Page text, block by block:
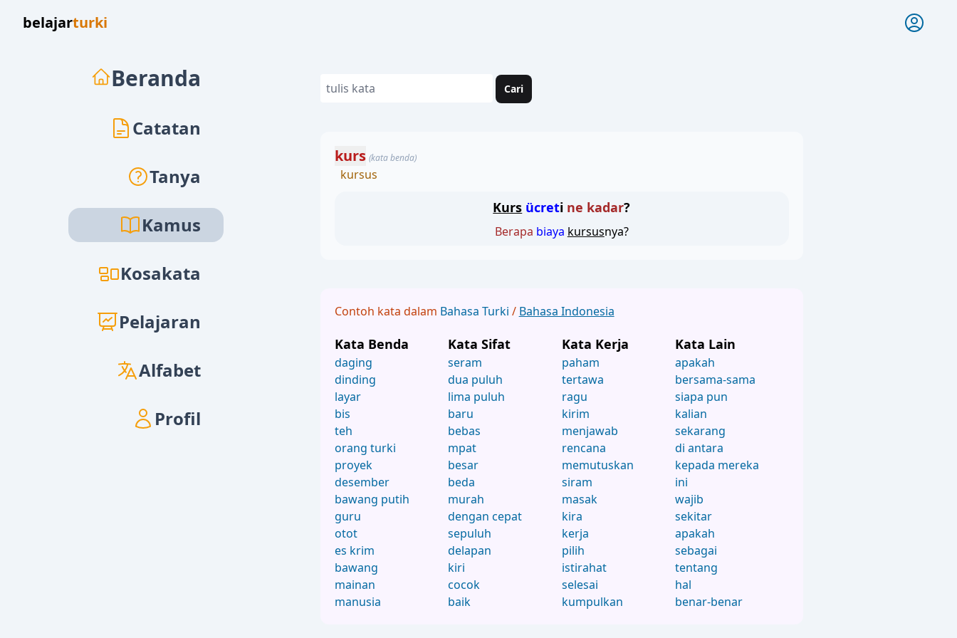
belajarturki
Beranda
Catatan
Tanya
Kamus
Kosakata
Pelajaran
Alfabet
Profil
Cari
kurs (kata benda)
kursus
Kurs ücreti ne kadar?
Berapa biaya kursusnya?
Contoh kata dalam Bahasa Turki / Bahasa Indonesia
Kata Benda
daging
dinding
layar
bis
teh
orang turki
proyek
desember
bawang putih
guru
otot
es krim
bawang
mainan
manusia
Kata Sifat
seram
dua puluh
lima puluh
baru
bebas
mpat
besar
beda
murah
dengan cepat
sepuluh
delapan
kiri
cocok
baik
Kata Kerja
paham
tertawa
ragu
kirim
menjawab
rencana
memutuskan
siram
masak
kira
kerja
pilih
istirahat
selesai
kumpulkan
Kata Lain
apakah
bersama-sama
siapa pun
kalian
sekarang
di antara
kepada mereka
ini
wajib
sekitar
apakah
sebagai
tentang
hal
benar-benar